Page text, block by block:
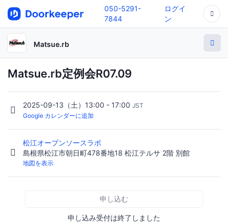
050-5291-
7844
ログイ
ン
Matsue.rb
Matsue.rb定例会R07.09
2025-09-13（土）13:00 - 17:00 JST
Google カレンダーに追加
松江オープンソースラボ
島根県松江市朝日町478番地18 松江テルサ 2階 別館
地図を表示
申し込む
申し込み受付は終了しました